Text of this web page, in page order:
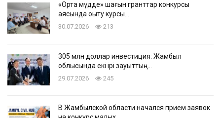
«Ортақ мүдде» шағын гранттар конкурсы
аясында оқыту курсы…
30.07.2026 213
305 млн доллар инвестиция: Жамбыл
облысында екі ірі зауыттың…
29.07.2026 245
В Жамбылской области начался прием заявок